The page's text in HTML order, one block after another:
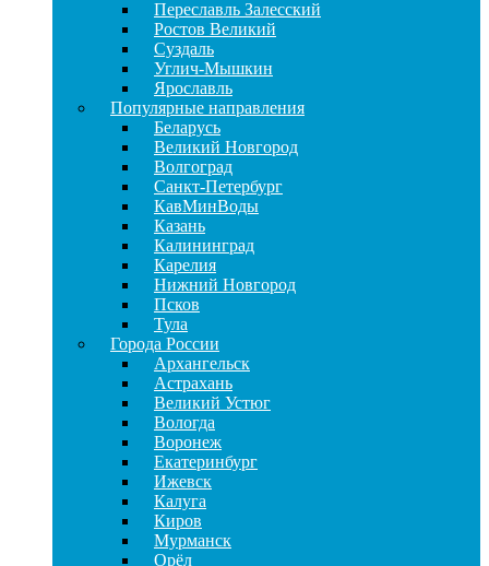
Переславль Залесский
Ростов Великий
Суздаль
Углич-Мышкин
Ярославль
Популярные направления
Беларусь
Великий Новгород
Волгоград
Санкт-Петербург
КавМинВоды
Казань
Калининград
Карелия
Нижний Новгород
Псков
Тула
Города России
Архангельск
Астрахань
Великий Устюг
Вологда
Воронеж
Екатеринбург
Ижевск
Калуга
Киров
Мурманск
Орёл